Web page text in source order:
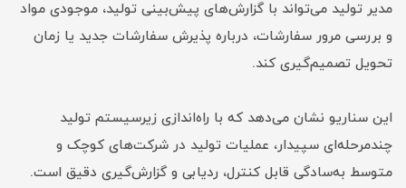
مدیر تولید می‌تواند با گزارش‌های پیش‌بینی تولید، موجودی مواد
و بررسی مرور سفارشات، درباره پذیرش سفارشات جدید یا زمان
تحویل تصمیم‌گیری کند.
این سناریو نشان می‌دهد که با راه‌اندازی زیرسیستم تولید
چندمرحله‌ای سپیدار، عملیات تولید در شرکت‌های کوچک و
متوسط به‌سادگی قابل کنترل، ردیابی و گزارش‌گیری دقیق است.